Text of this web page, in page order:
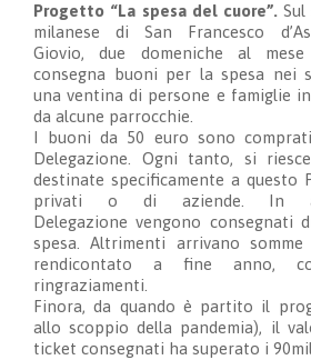
Progetto “La spesa del cuore”. Sul
milanese di San Francesco
Giovio,due domeniche al
consegna buoni per la spesa nei
una ventina di persone e famiglie
da alcune parrocchie.
I buoni da 50 euro sono comprati
Delegazione . Ogni tanto, si riesce
destinate specificamente a questo
privati o di aziende. In
Delegazionevengono consegnati
spesa. Altrimenti arrivano
rendicontato a fine anno,
ringraziamenti.
Finora,da quando è partito il
allo scoppio della pandemia), il
ticket consegnati ha superato i